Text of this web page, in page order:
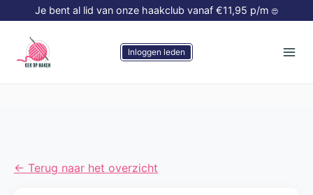
Doorgaan
naar
inhoud
Je bent al lid van onze haakclub vanaf €11,95 p/m 😍
Inloggen leden
← Terug naar het overzicht